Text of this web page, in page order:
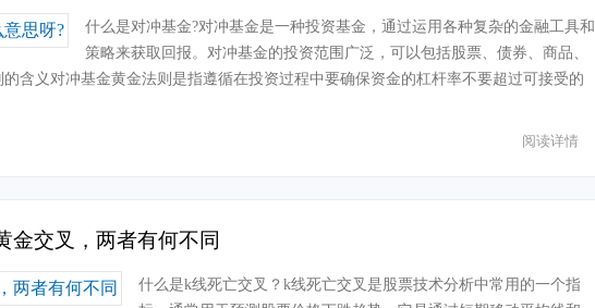
什么是对冲基金?对冲基金是一种投资基金，通过运用各种复杂的金融工具和
策略来获取回报。对冲基金的投资范围广泛，可以包括股票、债券、商品、
含义对冲基金黄金法则是指遵循在投资过程中要确保资金的杠杆率不要超过可接受的
阅读详情
金交叉，两者有何不同
什么是k线死亡交叉？k线死亡交叉是股票技术分析中常用的一个指